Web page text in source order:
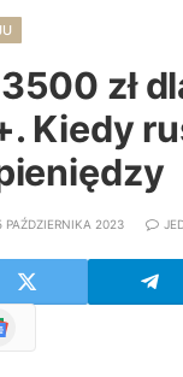
zł
Kiedy
PAŹDZIERNIKA 2023